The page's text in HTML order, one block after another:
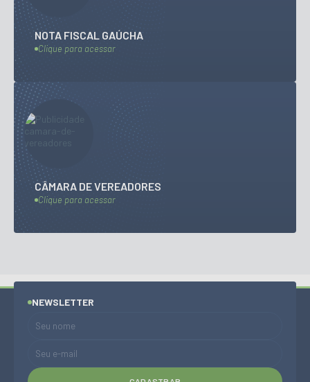
NOTA FISCAL GAÚCHA
Clique para acessar
CÂMARA DE VEREADORES
Clique para acessar
NEWSLETTER